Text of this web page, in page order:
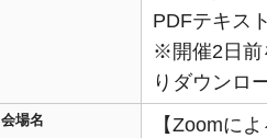
PDFテキス
※開催2日前
りダウンロ
会場名
【Zoomに